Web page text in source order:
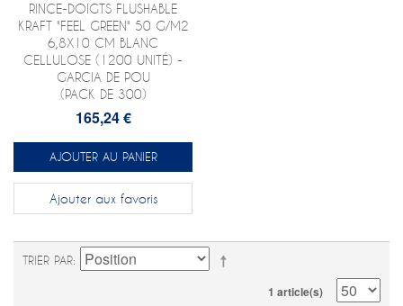
RINCE-DOIGTS FLUSHABLE
KRAFT "FEEL GREEN" 50 G/M2
6,8X10 CM BLANC
CELLULOSE (1200 UNITÉ) -
GARCIA DE POU
(PACK DE 300)
165,24 €
AJOUTER AU PANIER
Ajouter aux favoris
TRIER PAR
1 article(s)